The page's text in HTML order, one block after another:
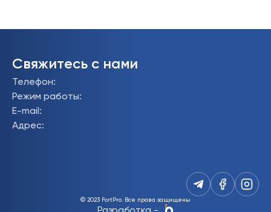
Свяжитесь с нами
Телефон:
Режим работы:
E-mail :
Адрес:
© 2023 FortPro. Все права защищены